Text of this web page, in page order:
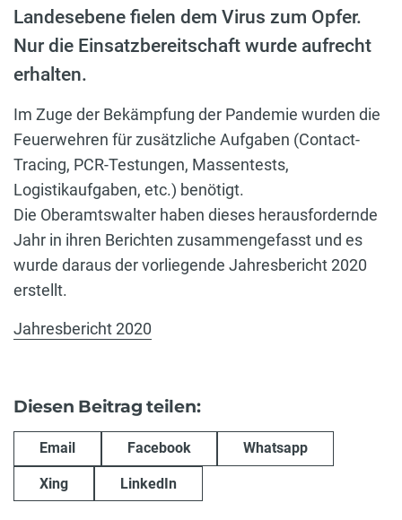
Landesebene fielen dem Virus zum Opfer.
Nur die Einsatzbereitschaft wurde aufrecht
erhalten.
Im Zuge der Bekämpfung der Pandemie wurden die
Feuerwehren für zusätzliche Aufgaben (Contact-
Tracing, PCR-Testungen, Massentests,
Logistikaufgaben, etc.) benötigt.
Die Oberamtswalter haben dieses herausfordernde
Jahr in ihren Berichten zusammengefasst und es
wurde daraus der vorliegende Jahresbericht 2020
erstellt.
Jahresbericht 2020
Diesen Beitrag teilen:
Email Facebook Whatsapp
Xing LinkedIn